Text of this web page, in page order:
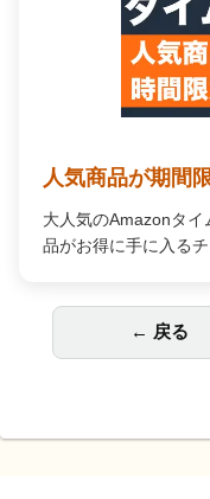
人気商品が期間
大人気のAmazonタ
品がお得に手に入るチ
← 戻る